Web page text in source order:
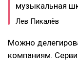
музыкальная
Лев Пикалёв
Можно
компаниям.